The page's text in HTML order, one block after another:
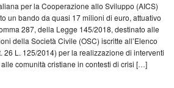
per la Cooperazione allo Sviluppo (AICS)
un bando da quasi 17 milioni di euro, attuativo
287, della Legge 145/2018, destinato alle
della Società Civile (OSC) iscritte all’Elenco
26 L. 125/2014) per la realizzazione di interventi
comunità cristiane in contesti di crisi […]